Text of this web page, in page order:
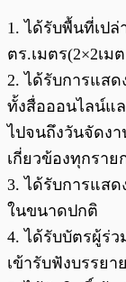
1. ได้รับพื้นที่เป
ตร.เมตร(2×2เม
2. ได้รับการแส
ทั้งสื่อออนไลน์แ
ไปจนถึงวันจัดง
เกี่ยวข้องทุกราย
3. ได้รับการแส
ในขนาดปกติ
4. ได้รับบัตรผู้ร่
เข้ารับฟังบรรยา